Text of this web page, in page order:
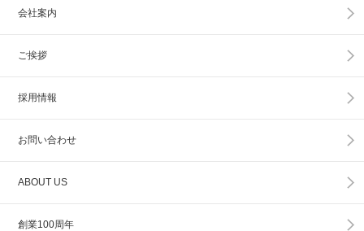
会社案内
ご挨拶
採用情報
お問い合わせ
ABOUT US
創業100周年